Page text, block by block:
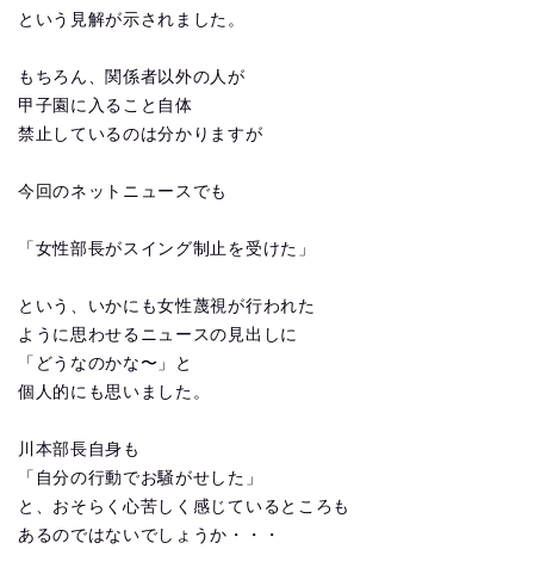
という見解が示されました。
もちろん、関係者以外の人が
甲子園に入ること自体
禁止しているのは分かりますが
今回のネットニュースでも
「女性部長がスイング制止を受けた」
という、いかにも女性蔑視が行われた
ように思わせるニュースの見出しに
「どうなのかな〜」と
個人的にも思いました。
川本部長自身も
「自分の行動でお騒がせした」
と、おそらく心苦しく感じているところも
あるのではないでしょうか・・・